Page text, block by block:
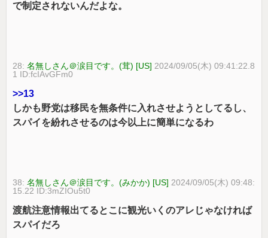
で制定されないんだよな。
28:名無しさん＠涙目です。(茸) [US] 2024/09/05(木) 09:41:22.8
1 ID:fcIAvGFm0
>>13
しかも野党は移民を無条件に入れさせようとしてるし、
スパイを紛れさせるのは今以上に簡単になるわ
38:名無しさん＠涙目です。(みかか) [US] 2024/09/05(木) 09:48:
15.22 ID:3mZIOu5t0
渡航注意情報出てるとこに観光いくのアレじゃなければ
スパイだろ